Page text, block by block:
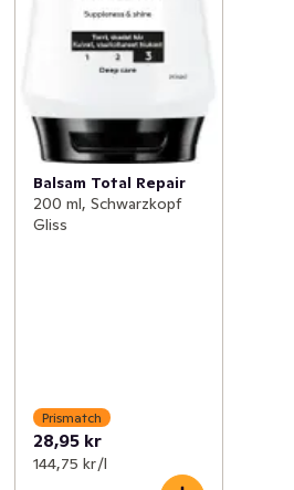
Balsam Total Repair
200 ml, Schwarzkopf
Gliss
Prismatch
28,95 kr
144,75 kr /l